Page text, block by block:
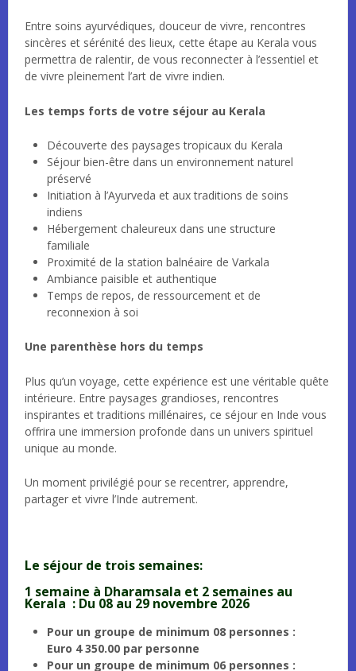
Entre soins ayurvédiques, douceur de vivre, rencontres
sincères et sérénité des lieux, cette étape au Kerala vous
permettra de ralentir, de vous reconnecter à l’essentiel et
de vivre pleinement l’art de vivre indien.
Les temps forts de votre séjour au Kerala
Découverte des paysages tropicaux du Kerala
Séjour bien-être dans un environnement naturel
préservé
Initiation à l’Ayurveda et aux traditions de soins
indiens
Hébergement chaleureux dans une structure
familiale
Proximité de la station balnéaire de Varkala
Ambiance paisible et authentique
Temps de repos, de ressourcement et de
reconnexion à soi
Une parenthèse hors du temps
Plus qu’un voyage, cette expérience est une véritable quête
intérieure. Entre paysages grandioses, rencontres
inspirantes et traditions millénaires, ce séjour en Inde vous
offrira une immersion profonde dans un univers spirituel
unique au monde.
Un moment privilégié pour se recentrer, apprendre,
partager et vivre l’Inde autrement.
Le séjour de trois semaines:
1 semaine à Dharamsala et 2 semaines au
Kerala : Du 08 au 29 novembre 2026
Pour un groupe de minimum 08 personnes :
Euro 4 350.00 par personne
Pour un groupe de minimum 06 personnes :